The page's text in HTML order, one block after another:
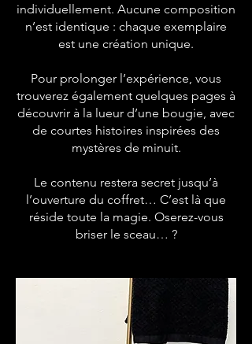
individuellement. Aucune composition
n’est identique : chaque exemplaire
est une création unique.
Pour prolonger l’expérience, vous
trouverez également quelques pages à
découvrir à la lueur d’une bougie, avec
de courtes histoires inspirées des
mystères de minuit.
Le contenu restera secret jusqu’à
l’ouverture du coffret… C’est là que
réside toute la magie. Oserez-vous
briser le sceau… ?